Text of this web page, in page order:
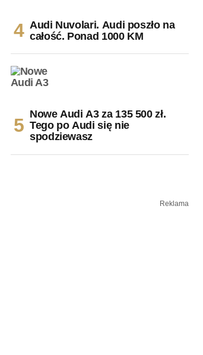
Audi Nuvolari. Audi poszło na
całość. Ponad 1000 KM
Nowe Audi A3 za 135 500 zł.
Tego po Audi się nie
spodziewasz
Reklama